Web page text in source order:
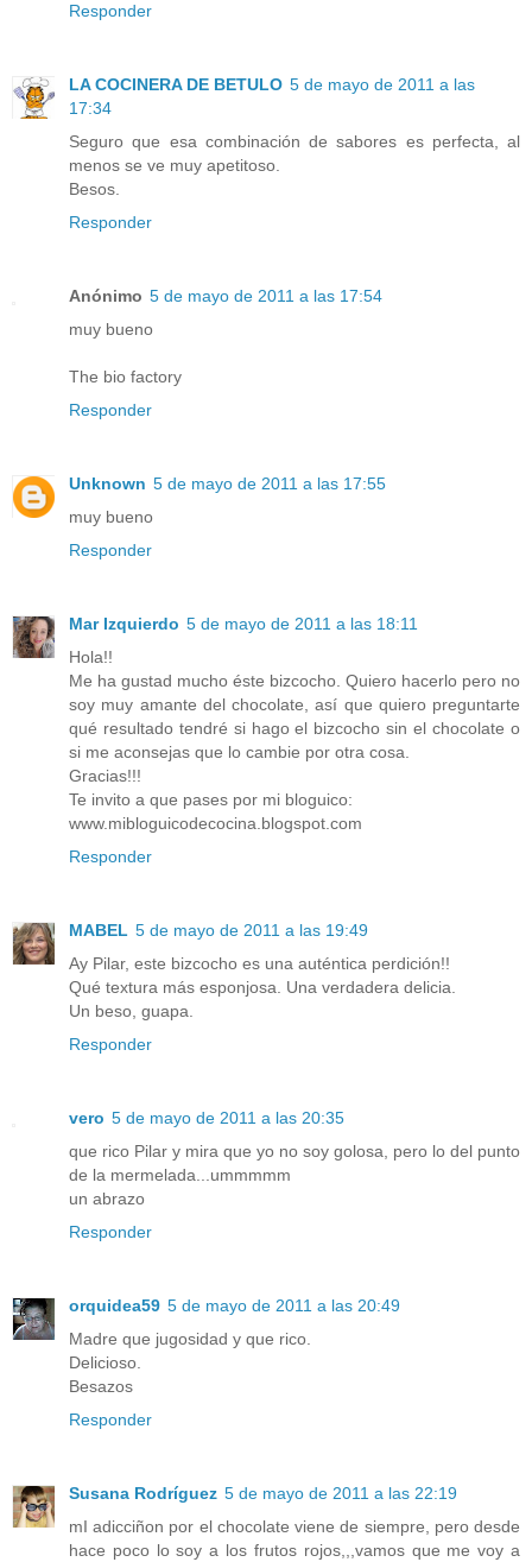
Responder
LA COCINERA DE BETULO 5 de mayo de 2011 a las
17:34
Seguro que esa combinación de sabores es perfecta, al
menos se ve muy apetitoso.
Besos.
Responder
Anónimo 5 de mayo de 2011 a las 17:54
muy bueno
The bio factory
Responder
Unknown 5 de mayo de 2011 a las 17:55
muy bueno
Responder
Mar Izquierdo 5 de mayo de 2011 a las 18:11
Hola!!
Me ha gustad mucho éste bizcocho. Quiero hacerlo pero no
soy muy amante del chocolate, así que quiero preguntarte
qué resultado tendré si hago el bizcocho sin el chocolate o
si me aconsejas que lo cambie por otra cosa.
Gracias!!!
Te invito a que pases por mi bloguico:
www.mibloguicodecocina.blogspot.com
Responder
MABEL 5 de mayo de 2011 a las 19:49
Ay Pilar, este bizcocho es una auténtica perdición!!
Qué textura más esponjosa. Una verdadera delicia.
Un beso, guapa.
Responder
vero 5 de mayo de 2011 a las 20:35
que rico Pilar y mira que yo no soy golosa, pero lo del punto
de la mermelada...ummmmm
un abrazo
Responder
orquidea59 5 de mayo de 2011 a las 20:49
Madre que jugosidad y que rico.
Delicioso.
Besazos
Responder
Susana Rodríguez 5 de mayo de 2011 a las 22:19
mI adicciñon por el chocolate viene de siempre, pero desde
hace poco lo soy a los frutos rojos,,,vamos que me voy a